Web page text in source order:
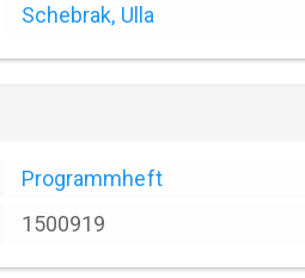
Schebrak, Ulla
Programmheft
1500919